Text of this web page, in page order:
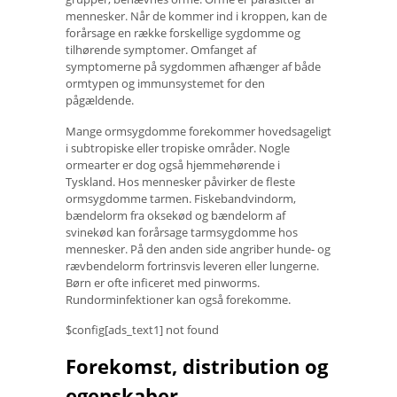
mennesker. Når de kommer ind i kroppen, kan de
forårsage en række forskellige sygdomme og
tilhørende symptomer. Omfanget af
symptomerne på sygdommen afhænger af både
ormtypen og immunsystemet for den
pågældende.
Mange ormsygdomme forekommer hovedsageligt
i subtropiske eller tropiske områder. Nogle
ormearter er dog også hjemmehørende i
Tyskland. Hos mennesker påvirker de fleste
ormsygdomme tarmen. Fiskebandvindorm,
bændelorm fra oksekød og bændelorm af
svinekød kan forårsage tarmsygdomme hos
mennesker. På den anden side angriber hunde- og
rævbendelorm fortrinsvis leveren eller lungerne.
Børn er ofte inficeret med pinworms.
Rundorminfektioner kan også forekomme.
$config[ads_text1] not found
Forekomst, distribution og